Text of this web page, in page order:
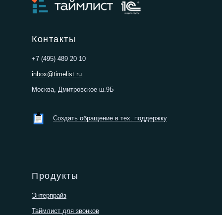
Создать обращение в тех. поддержку
+7 (495) 489 20 10
inbox@timelist.ru
Москва, Дмитровское ш.9Б
Контакты
Таймлист для звонков
Энтерпрайз
Продукты